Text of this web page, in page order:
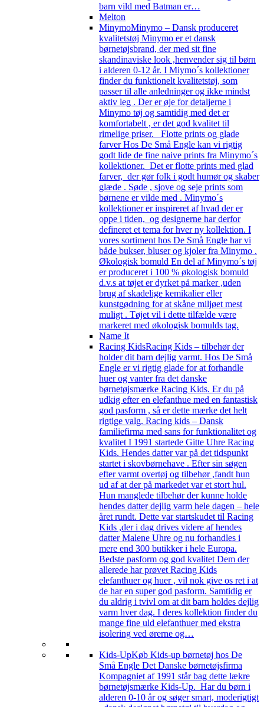
barn vild med Batman er…
Melton
MinymoMinymo – Dansk produceret
kvalitetstøj Minymo er et dansk
børnetøjsbrand, der med sit fine
skandinaviske look ,henvender sig til børn
i alderen 0-12 år. I Miymo´s kollektioner
finder du funktionelt kvalitetstøj, som
passer til alle anledninger og ikke mindst
aktiv leg . Der er øje for detaljerne i
Minymo tøj og samtidig med det er
komfortabelt , er det god kvalitet til
rimelige priser. Flotte prints og glade
farver Hos De Små Engle kan vi rigtig
godt lide de fine naive prints fra Minymo´s
kollektioner. Det er flotte prints med glad
farver, der gør folk i godt humør og skaber
glæde . Søde , sjove og seje prints som
børnene er vilde med . Minymo´s
kollektioner er inspireret af hvad der er
oppe i tiden, og designerne har derfor
defineret et tema for hver ny kollektion. I
vores sortiment hos De Små Engle har vi
både bukser, bluser og kjoler fra Minymo .
Økologisk bomuld En del af Minymo´s tøj
er produceret i 100 % økologisk bomuld
d.v.s at tøjet er dyrket på marker ,uden
brug af skadelige kemikalier eller
kunstgødning for at skåne miljøet mest
muligt . Tøjet vil i dette tilfælde være
markeret med økologisk bomulds tag.
Name It
Racing KidsRacing Kids – tilbehør der
holder dit barn dejlig varmt. Hos De Små
Engle er vi rigtig glade for at forhandle
huer og vanter fra det danske
børnetøjsmærke Racing Kids. Er du på
udkig efter en elefanthue med en fantastisk
god pasform , så er dette mærke det helt
rigtige valg. Racing kids – Dansk
familiefirma med sans for funktionalitet og
kvalitet I 1991 startede Gitte Uhre Racing
Kids. Hendes datter var på det tidspunkt
startet i skovbørnehave . Efter sin søgen
efter varmt overtøj og tilbehør ,fandt hun
ud af at der på markedet var et stort hul.
Hun manglede tilbehør der kunne holde
hendes datter dejlig varm hele dagen – hele
året rundt. Dette var startskudet til Racing
Kids ,der i dag drives videre af hendes
datter Malene Uhre og nu forhandles i
mere end 300 butikker i hele Europa.
Bedste pasform og god kvalitet Dem der
allerede har prøvet Racing Kids
elefanthuer og huer , vil nok give os ret i at
de har en super god pasform. Samtidig er
du aldrig i tvivl om at dit barn holdes dejlig
varm hver dag. I deres kollektion finder du
mange fine uld elefanthuer med ekstra
isolering ved ørerne og…
Kids-UpKøb Kids-up børnetøj hos De
Små Engle Det Danske børnetøjsfirma
Kompagniet af 1991 står bag dette lækre
børnetøjsmærke Kids-Up. Har du børn i
alderen 0-10 år og søger smart, moderigtigt